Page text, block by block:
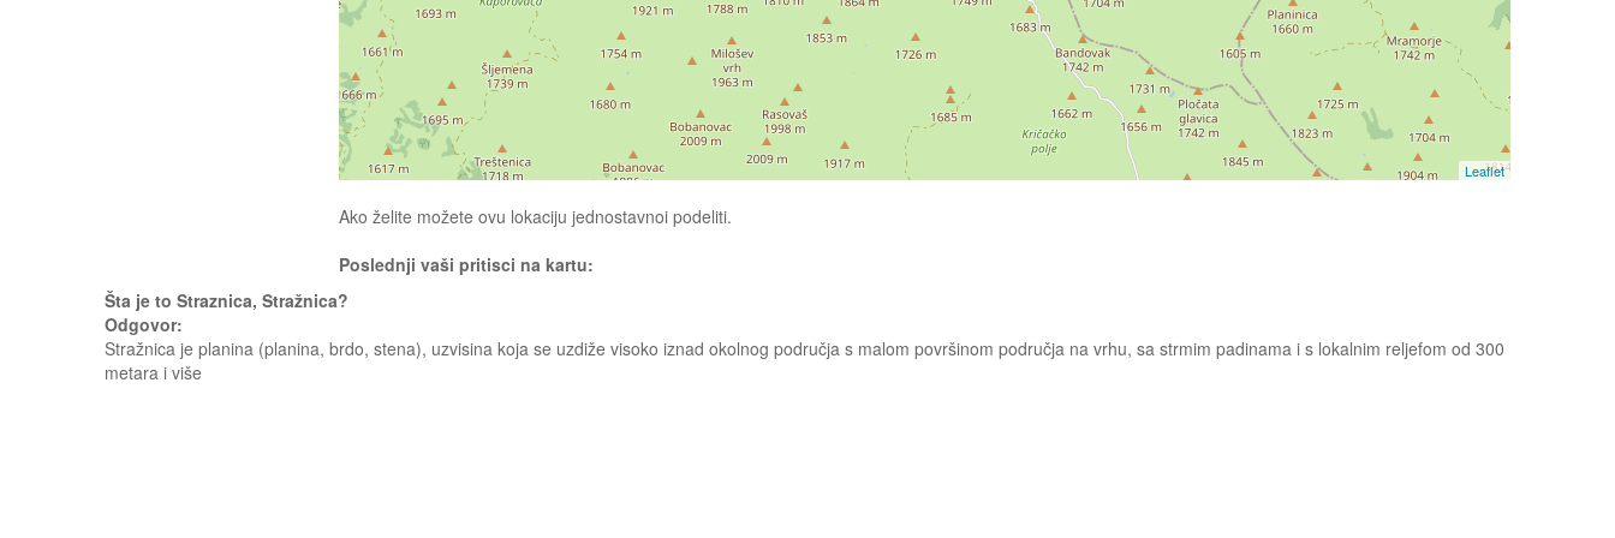
Leaflet
Ako želite možete ovu lokaciju jednostavnoi podeliti.
Poslednji vaši pritisci na kartu:
Šta je to Straznica, Stražnica?
Odgovor:
Stražnica je planina (planina, brdo, stena), uzvisina koja se uzdiže visoko iznad okolnog područja s malom površinom područja na vrhu, sa strmim padinama i s lokalnim reljefom od 300
metara i više